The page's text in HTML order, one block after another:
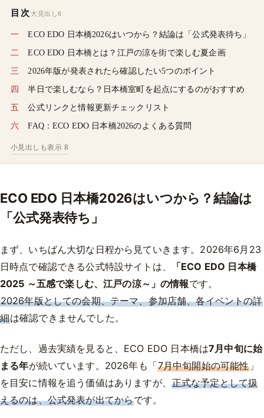
目次 大見出し6
ECO EDO 日本橋2026はいつから？結論は「公式発表待ち」
ECO EDO 日本橋とは？江戸の涼を街で楽しむ夏企画
2026年版が発表されたら確認したい5つのポイント
半日で楽しむなら？日本橋室町を起点にするのがおすすめ
公式リンクと情報更新チェックリスト
FAQ：ECO EDO 日本橋2026のよくある質問
小見出しも表示 8
ECO EDO 日本橋2026はいつから？結論は
「公式発表待ち」
まず、いちばん大切な日程から見ていきます。2026年6月23
日時点で確認できる公式特設サイトは、
「ECO EDO 日本橋
2025 ～五感で楽しむ、江戸の涼～」の情報です。
2026年版としての会期、テーマ、参加店舗、各イベントの詳
細は確認できませんでした。
ただし、過去実績を見ると、ECO EDO 日本橋は7月中旬に始
まる年が続いています。2026年も「7月中旬開始の可能性 」
を目安に情報を追う価値はありますが、 正式な予定として扱
えるのは、公式発表が出てからです。